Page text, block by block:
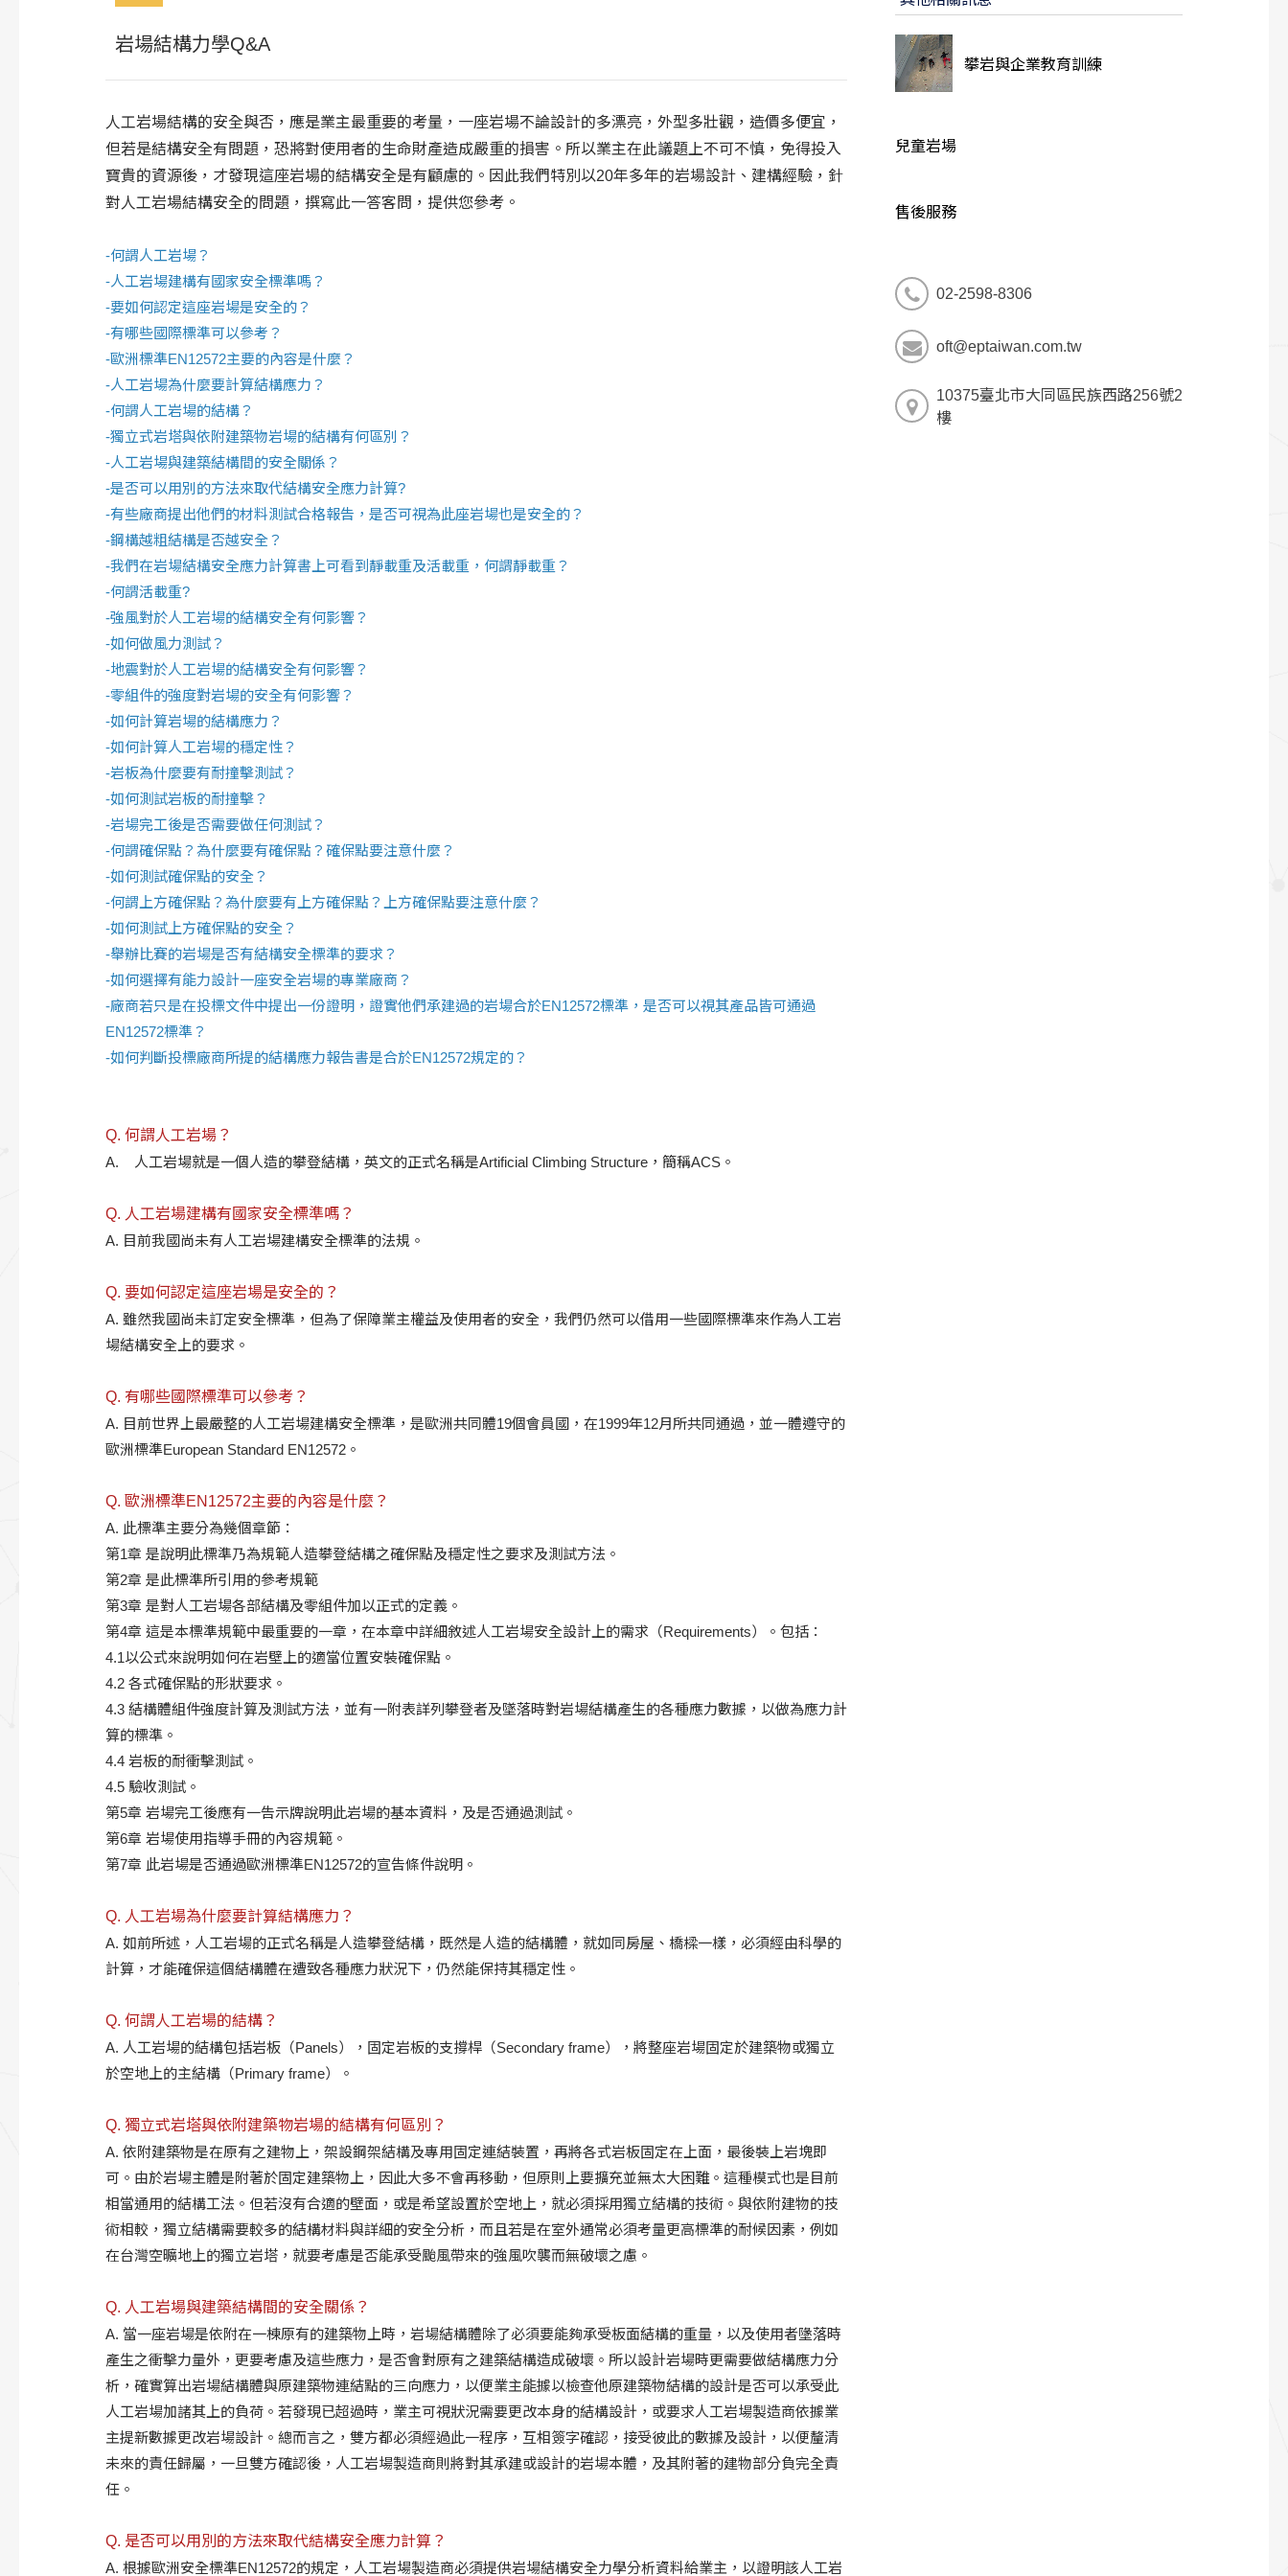
岩場結構力學Q&A
人工岩場結構的安全與否，應是業主最重要的考量，一座岩場不論設計的多漂亮，外型多壯觀，造價多便宜，
但若是結構安全有問題，恐將對使用者的生命財產造成嚴重的損害。所以業主在此議題上不可不慎，免得投入
寶貴的資源後，才發現這座岩場的結構安全是有顧慮的。因此我們特別以20年多年的岩場設計、建構經驗，針
對人工岩場結構安全的問題，撰寫此一答客問，提供您參考。
-何謂人工岩場？
-人工岩場建構有國家安全標準嗎？
-要如何認定這座岩場是安全的？
-有哪些國際標準可以參考？
-歐洲標準EN12572主要的內容是什麼？
-人工岩場為什麼要計算結構應力？
-何謂人工岩場的結構？
-獨立式岩塔與依附建築物岩場的結構有何區別？
-人工岩場與建築結構間的安全關係？
-是否可以用別的方法來取代結構安全應力計算?
-有些廠商提出他們的材料測試合格報告，是否可視為此座岩場也是安全的？
-鋼構越粗結構是否越安全？
-我們在岩場結構安全應力計算書上可看到靜載重及活載重，何謂靜載重？
-何謂活載重?
-強風對於人工岩場的結構安全有何影響？
-如何做風力測試？
-地震對於人工岩場的結構安全有何影響？
-零組件的強度對岩場的安全有何影響？
-如何計算岩場的結構應力？
-如何計算人工岩場的穩定性？
-岩板為什麼要有耐撞擊測試？
-如何測試岩板的耐撞擊？
-岩場完工後是否需要做任何測試？
-何謂確保點？為什麼要有確保點？確保點要注意什麼？
-如何測試確保點的安全？
-何謂上方確保點？為什麼要有上方確保點？上方確保點要注意什麼？
-如何測試上方確保點的安全？
-舉辦比賽的岩場是否有結構安全標準的要求？
-如何選擇有能力設計一座安全岩場的專業廠商？
-廠商若只是在投標文件中提出一份證明，證實他們承建過的岩場合於EN12572標準，是否可以視其產品皆可通過
EN12572標準？
-如何判斷投標廠商所提的結構應力報告書是合於EN12572規定的？
Q. 何謂人工岩場？
A. 人工岩場就是一個人造的攀登結構，英文的正式名稱是Artificial Climbing Structure，簡稱ACS。
Q. 人工岩場建構有國家安全標準嗎？
A. 目前我國尚未有人工岩場建構安全標準的法規。
Q. 要如何認定這座岩場是安全的？
A. 雖然我國尚未訂定安全標準，但為了保障業主權益及使用者的安全，我們仍然可以借用一些國際標準來作為人工岩
場結構安全上的要求。
Q. 有哪些國際標準可以參考？
A. 目前世界上最嚴整的人工岩場建構安全標準，是歐洲共同體19個會員國，在1999年12月所共同通過，並一體遵守的
歐洲標準European Standard EN12572。
Q. 歐洲標準EN12572主要的內容是什麼？
A. 此標準主要分為幾個章節：
第1章 是說明此標準乃為規範人造攀登結構之確保點及穩定性之要求及測試方法。
第2章 是此標準所引用的參考規範
第3章 是對人工岩場各部結構及零組件加以正式的定義。
第4章 這是本標準規範中最重要的一章，在本章中詳細敘述人工岩場安全設計上的需求（Requirements）。包括：
4.1以公式來說明如何在岩壁上的適當位置安裝確保點。
4.2 各式確保點的形狀要求。
4.3 結構體組件強度計算及測試方法，並有一附表詳列攀登者及墜落時對岩場結構產生的各種應力數據，以做為應力計
算的標準。
4.4 岩板的耐衝擊測試。
4.5 驗收測試。
第5章 岩場完工後應有一告示牌說明此岩場的基本資料，及是否通過測試。
第6章 岩場使用指導手冊的內容規範。
第7章 此岩場是否通過歐洲標準EN12572的宣告條件說明。
Q. 人工岩場為什麼要計算結構應力？
A. 如前所述，人工岩場的正式名稱是人造攀登結構，既然是人造的結構體，就如同房屋、橋樑一樣，必須經由科學的
計算，才能確保這個結構體在遭致各種應力狀況下，仍然能保持其穩定性。
Q. 何謂人工岩場的結構？
A. 人工岩場的結構包括岩板（Panels），固定岩板的支撐桿（Secondary frame），將整座岩場固定於建築物或獨立
於空地上的主結構（Primary frame）。
Q. 獨立式岩塔與依附建築物岩場的結構有何區別？
A. 依附建築物是在原有之建物上，架設鋼架結構及專用固定連結裝置，再將各式岩板固定在上面，最後裝上岩塊即
可。由於岩場主體是附著於固定建築物上，因此大多不會再移動，但原則上要擴充並無太大困難。這種模式也是目前
相當通用的結構工法。但若沒有合適的壁面，或是希望設置於空地上，就必須採用獨立結構的技術。與依附建物的技
術相較，獨立結構需要較多的結構材料與詳細的安全分析，而且若是在室外通常必須考量更高標準的耐候因素，例如
在台灣空曠地上的獨立岩塔，就要考慮是否能承受颱風帶來的強風吹襲而無破壞之慮。
Q. 人工岩場與建築結構間的安全關係？
A. 當一座岩場是依附在一棟原有的建築物上時，岩場結構體除了必須要能夠承受板面結構的重量，以及使用者墬落時
產生之衝擊力量外，更要考慮及這些應力，是否會對原有之建築結構造成破壞。所以設計岩場時更需要做結構應力分
析，確實算出岩場結構體與原建築物連結點的三向應力，以便業主能據以檢查他原建築物結構的設計是否可以承受此
人工岩場加諸其上的負荷。若發現已超過時，業主可視狀況需要更改本身的結構設計，或要求人工岩場製造商依據業
主提新數據更改岩場設計。總而言之，雙方都必須經過此一程序，互相簽字確認，接受彼此的數據及設計，以便釐清
未來的責任歸屬，一旦雙方確認後，人工岩場製造商則將對其承建或設計的岩場本體，及其附著的建物部分負完全責
任。
Q. 是否可以用別的方法來取代結構安全應力計算？
A. 根據歐洲安全標準EN12572的規定，人工岩場製造商必須提供岩場結構安全力學分析資料給業主，以證明該人工岩
攀岩與企業教育訓練
兒童岩場
售後服務
02-2598-8306
oft@eptaiwan.com.tw
10375臺北市大同區民族西路256號2
樓